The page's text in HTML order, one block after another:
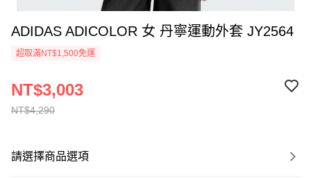
ADIDAS ADICOLOR 女 丹寧運動外套 JY2564
超取滿NT$1,500免運
NT$4,290
NT$3,003
請選擇商品選項